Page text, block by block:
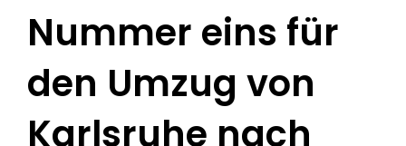
Nummer eins für
den Umzug von
Karlsruhe nach